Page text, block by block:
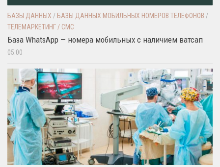
БАЗЫ ДАННЫХ / БАЗЫ ДАННЫХ МОБИЛЬНЫХ НОМЕРОВ ТЕЛЕФОНОВ /
ТЕЛЕМАРКЕТИНГ / СМС
База WhatsApp — номера мобильных с наличием ватсап
05:00